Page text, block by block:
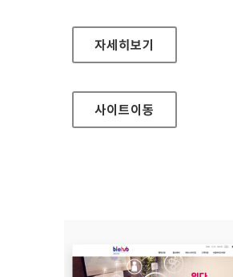
세종예술의전당
자세히보기
사이트이동